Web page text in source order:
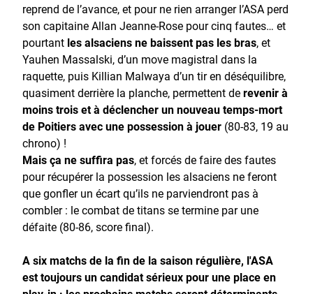
reprend de l’avance, et pour ne rien arranger l’ASA perd
son capitaine Allan Jeanne-Rose pour cinq fautes… et
pourtant les alsaciens ne baissent pas les bras, et
Yauhen Massalski, d’un move magistral dans la
raquette, puis Killian Malwaya d’un tir en déséquilibre,
quasiment derrière la planche, permettent derevenir à
moins trois et à déclencher un nouveau temps-mort
de Poitiers avec une possession à jouer (80-83, 19 au
chrono) !
Mais ça ne suffira pas, et forcés de faire des fautes
pour récupérer la possession les alsaciens ne feront
que gonfler un écart qu’ils ne parviendront pas à
combler : le combat de titans se termine par une
défaite (80-86, score final).
A six matchs de la fin de la saison régulière, l'ASA
est toujours un candidat sérieux pour une place en